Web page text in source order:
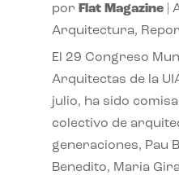
por Flat Magazine|
Arquitectura,
El 29 Congreso
Arquitectas de la
julio, ha sido
colectivo de
generaciones, Pau
Benedito, Maria